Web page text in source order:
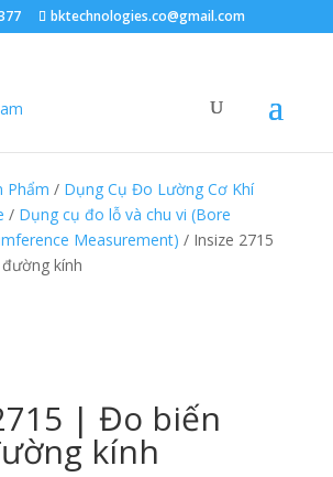
bktechnologies.co@gmail.com
Phẩm / Dụng Cụ Đo Lường Cơ Khí
/ Dụng cụ đo lỗ và chu vi (Bore
Measurement) / Insize 2715
kính
| Đo biến
kính